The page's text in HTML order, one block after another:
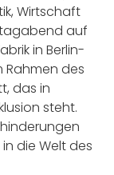
Wirtschaft
auf
in Berlin-
Rahmen des
das in
steht.
die Welt des